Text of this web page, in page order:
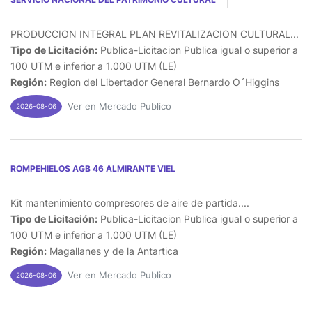
PRODUCCION INTEGRAL PLAN REVITALIZACION CULTURAL...
Tipo de Licitación: Publica-Licitacion Publica igual o superior a
100 UTM e inferior a 1.000 UTM (LE)
Región: Region del Libertador General Bernardo O´Higgins
2026-08-06 Ver en Mercado Publico
ROMPEHIELOS AGB 46 ALMIRANTE VIEL
Kit mantenimiento compresores de aire de partida....
Tipo de Licitación: Publica-Licitacion Publica igual o superior a
100 UTM e inferior a 1.000 UTM (LE)
Región: Magallanes y de la Antartica
2026-08-06 Ver en Mercado Publico